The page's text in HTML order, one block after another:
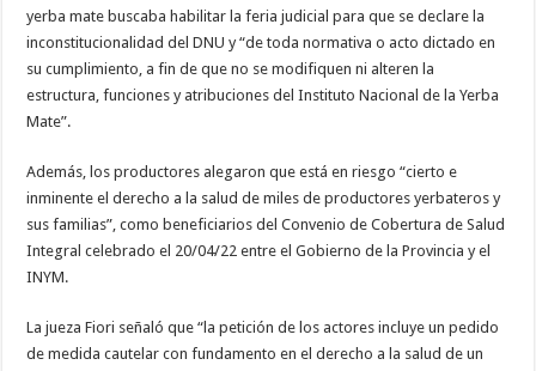
yerba mate buscaba habilitar la feria judicial para que se declare la
inconstitucionalidad del DNU y “de toda normativa o acto dictado en
su cumplimiento, a fin de que no se modifiquen ni alteren la
estructura, funciones y atribuciones del Instituto Nacional de la Yerba
Mate”.
Además, los productores alegaron que está en riesgo “cierto e
inminente el derecho a la salud de miles de productores yerbateros y
sus familias”, como beneficiarios del Convenio de Cobertura de Salud
Integral celebrado el 20/04/22 entre el Gobierno de la Provincia y el
INYM.
La jueza Fiori señaló que “la petición de los actores incluye un pedido
de medida cautelar con fundamento en el derecho a la salud de un